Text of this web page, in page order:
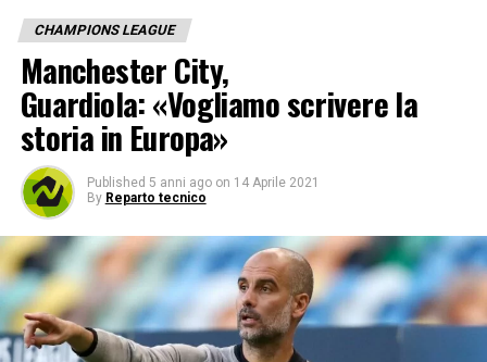
CHAMPIONS LEAGUE
Manchester City,
Guardiola: «Vogliamo scrivere la
storia in Europa»
Published 5 anni ago on 14 Aprile 2021
By Reparto tecnico